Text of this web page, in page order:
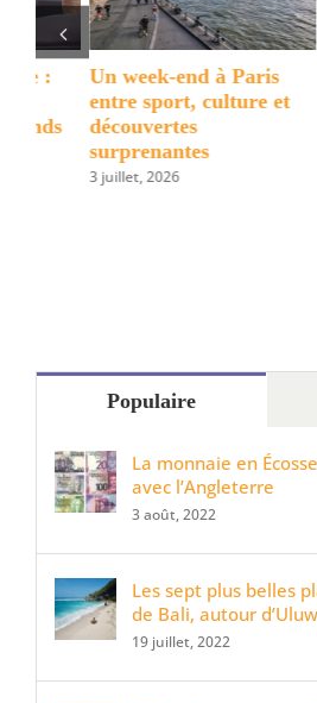
Un week-end à Paris
entre sport, culture et
découvertes
surprenantes
3 juillet, 2026
2
Populaire
La monnaie en
avec l’Angleterre
3 août, 2022
Les sept plus belles
de Bali, autour
19 juillet, 2022